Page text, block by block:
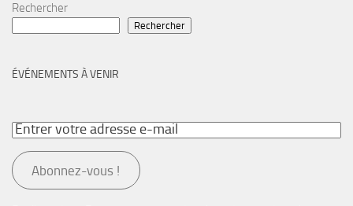
Rechercher
Rechercher
ÉVÉNEMENTS À VENIR
Abonnez-vous !